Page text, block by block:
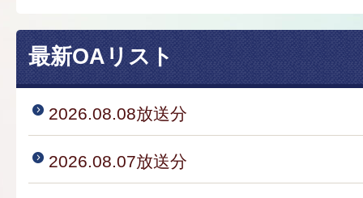
最新OAリスト
2026.08.08放送分
2026.08.07放送分